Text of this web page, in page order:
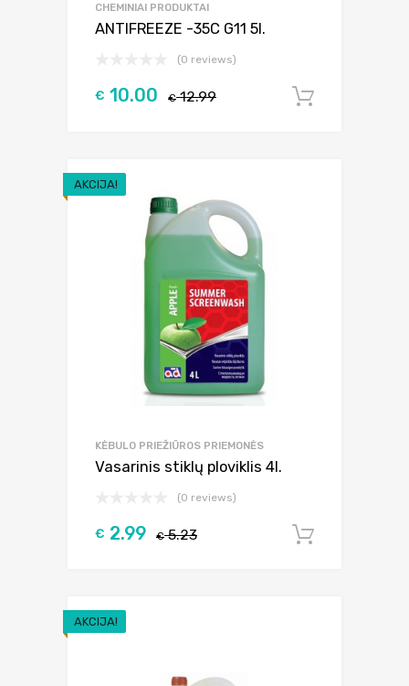
CHEMINIAI PRODUKTAI
ANTIFREEZE -35C G11 5l.
(0 reviews)
€12.99
€ 10.00
AKCIJA!
KĖBULO PRIEŽIŪROS PRIEMONĖS
Vasarinis stiklų ploviklis 4l.
(0 reviews)
€5.23
€ 2.99
AKCIJA!